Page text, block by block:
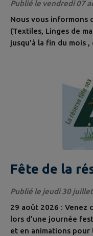
(communes
Publié le vendredi 07
Nous vous informons
(Textiles, Linges de
jusqu'à la fin du mois
possible conserver
déposer dans les
Fête de la
août 2026
Publié le jeudi 30
29 août 2026 : Venez
lors d’une journée
et en animations pour